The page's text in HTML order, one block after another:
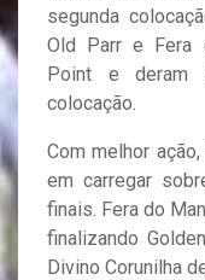
segunda
Old Parr e Fera
Point e deram
colocação.
Com melhor
em carregar
finais. Fera do
finalizando
Divino Corunilha